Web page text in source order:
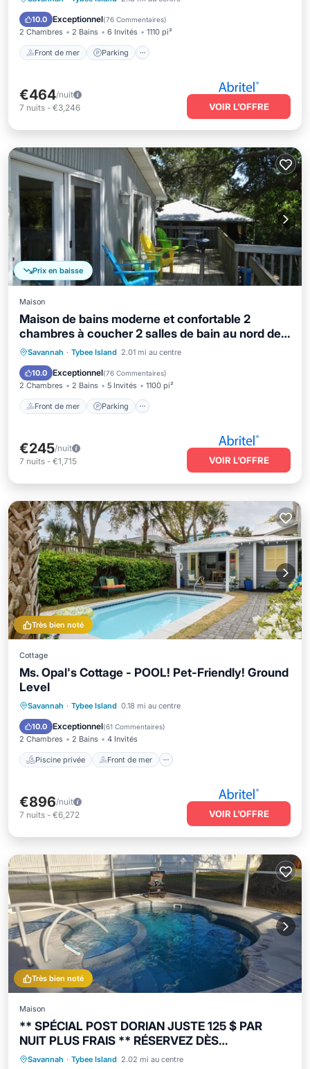
10.0 Exceptionnel(76 Commentaires)
2 Chambres 2 Bains 6 Invités 1110 pi²
Front de mer Parking
Vue sur l’océan
€464/nuit
7 nuits - €3,246 VOIR L’OFFRE
Prix en baisse
Maison
Maison de bains moderne et confortable 2
chambres à coucher 2 salles de bain au nord de
Tybee; Valeur merveilleuse!
Savannah · Tybee Island 2.01 mi au centre
10.0 Exceptionnel(76 Commentaires)
2 Chambres 2 Bains 5 Invités 1100 pi²
Front de mer Parking
Front de mer
Parking
Vue sur l’océan
Balcon/Terrasse
€245/nuit
7 nuits - €1,715 VOIR L’OFFRE
Très bien noté
Cottage
Ms. Opal's Cottage - POOL! Pet-Friendly! Ground
Level
Savannah · Tybee Island 0.18 mi au centre
10.0 Exceptionnel(61 Commentaires)
2 Chambres 2 Bains 4 Invités
Piscine privée Front de mer
Piscine privée Front de mer
Piscine
€896/nuit
7 nuits - €6,272 VOIR L’OFFRE
Très bien noté
Maison
** SPÉCIAL POST DORIAN JUSTE 125 $ PAR
NUIT PLUS FRAIS ** RÉSERVEZ DÈS
MAINTENANT!
Savannah · Tybee Island 2.02 mi au centre
Piscine privée Parking